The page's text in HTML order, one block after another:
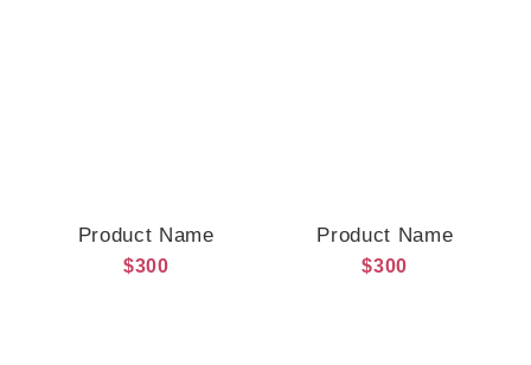
Product Name
$300
Product Name
$300